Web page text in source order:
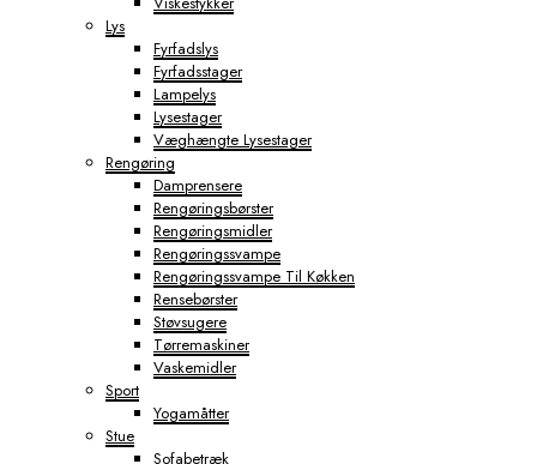
Lys
Fyrfadslys
Fyrfadsstager
Lampelys
Lysestager
Væghængte Lysestager
Rengøring
Damprensere
Rengøringsbørster
Rengøringsmidler
Rengøringssvampe
Rengøringssvampe Til Køkken
Rensebørster
Støvsugere
Tørremaskiner
Vaskemidler
Sport
Yogamåtter
Stue
Sofabetræk